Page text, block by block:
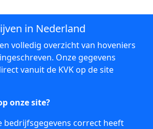
in Nederland
volledig overzicht van hoveniers
Onze gegevens
vanuit de KVK op de site
onze site?
bedrijfsgegevens correct heeft